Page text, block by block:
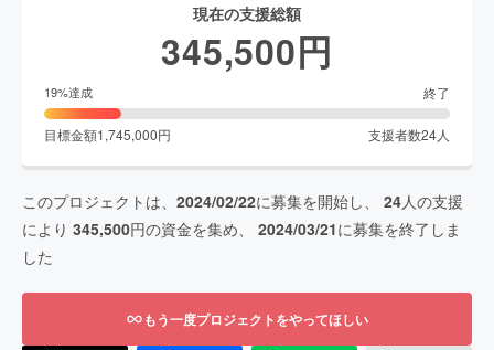
現在の支援総額
345,500円
19%達成 終了
目標金額1,745,000円 支援者数24人
このプロジェクトは、 2024/02/22に募集を開始し、 24人の支援
により 345,500円の資金を集め、 2024/03/21に募集を終了しま
した
もう一度プロジェクトをやってほしい